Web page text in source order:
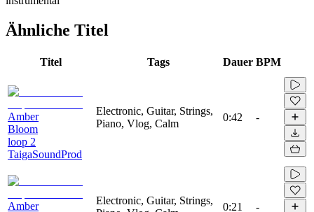
Ähnliche Titel
Titel Tags Dauer BPM
Amber
Bloom
loop 2
TaigaSoundProd
Electronic, Guitar, Strings,
Piano, Vlog, Calm
0:42 -
Amber
Electronic, Guitar, Strings,
0:21 -